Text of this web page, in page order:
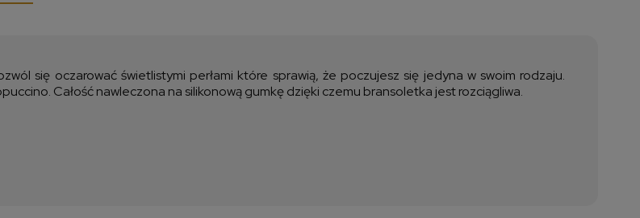
się oczarować świetlistymi perłami które sprawią, że poczujesz się jedyna w swoim rodzaju.
Całość nawleczona na silikonową gumkę dzięki czemu bransoletka jest rozciągliwa.